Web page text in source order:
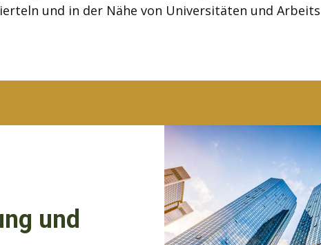
und in der Nähe von Universitäten und
und